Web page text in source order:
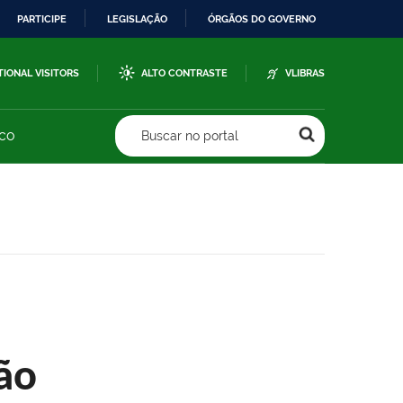
PARTICIPE LEGISLAÇÃO ÓRGÃOS DO GOVERNO
VISITORS ALTO CONTRASTE VLIBRAS
Buscar no portal